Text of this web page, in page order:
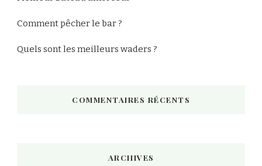
Comment pêcher le bar ?
Quels sont les meilleurs waders ?
COMMENTAIRES RÉCENTS
ARCHIVES